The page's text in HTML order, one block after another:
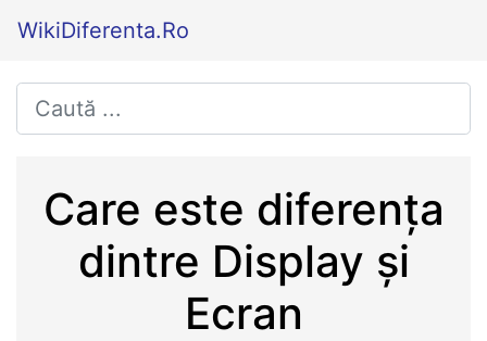
WikiDiferenta.Ro
Care este diferența
dintre Display și
Ecran